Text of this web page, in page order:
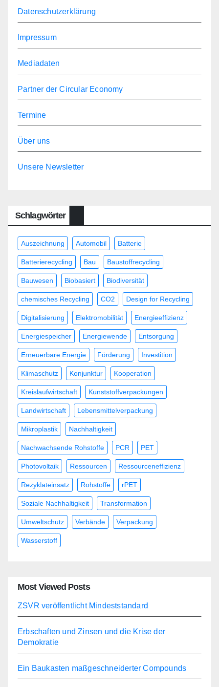
Datenschutzerklärung
Impressum
Mediadaten
Partner der Circular Economy
Termine
Über uns
Unsere Newsletter
Schlagwörter
Auszeichnung Automobil Batterie
Batterierecycling Bau Baustoffrecycling
Bauwesen Biobasiert Biodiversität
chemisches Recycling CO2 Design for Recycling
Digitalisierung Elektromobilität Energieeffizienz
Energiespeicher Energiewende Entsorgung
Erneuerbare Energie Förderung Investition
Klimaschutz Konjunktur Kooperation
Kreislaufwirtschaft Kunststoffverpackungen
Landwirtschaft Lebensmittelverpackung
Mikroplastik Nachhaltigkeit
Nachwachsende Rohstoffe PCR PET
Photovoltaik Ressourcen Ressourceneffizienz
Rezyklateinsatz Rohstoffe rPET
Soziale Nachhaltigkeit Transformation
Umweltschutz Verbände Verpackung
Wasserstoff
Most Viewed Posts
ZSVR veröffentlicht Mindeststandard
Erbschaften und Zinsen und die Krise der
Demokratie
Ein Baukasten maßgeschneiderter Compounds